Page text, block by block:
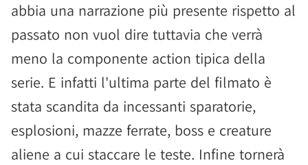
abbia una narrazione più presente rispetto al
passato non vuol dire tuttavia che verrà
meno la componente action tipica della
serie. E infatti l'ultima parte del filmato è
stata scandita da incessanti sparatorie,
esplosioni, mazze ferrate, boss e creature
aliene a cui staccare le teste. Infine tornerà